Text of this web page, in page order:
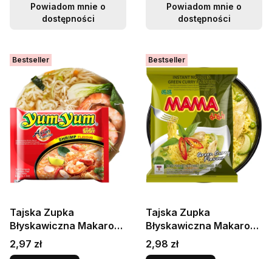
Powiadom mnie o
dostępności
MAMAPowiadom mnie o
dostępności
Bestseller
Tajska Zupka
Błyskawiczna Makaron
Instant Krewetka 60g
YUM YUM
Cena
2,97 zł
Bestseller
Tajska Zupka
Błyskawiczna Makaron
Instant Smak Zielone
Curry 55g MAMA
Cena
2,98 zł